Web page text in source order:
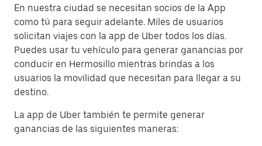
En nuestra ciudad se necesitan socios de la App
como tú para seguir adelante. Miles de usuarios
solicitan viajes con la app de Uber todos los días.
Puedes usar tu vehículo para generar ganancias por
conducir en Hermosillo mientras brindas a los
usuarios la movilidad que necesitan para llegar a su
destino.
La app de Uber también te permite generar
ganancias de las siguientes maneras: